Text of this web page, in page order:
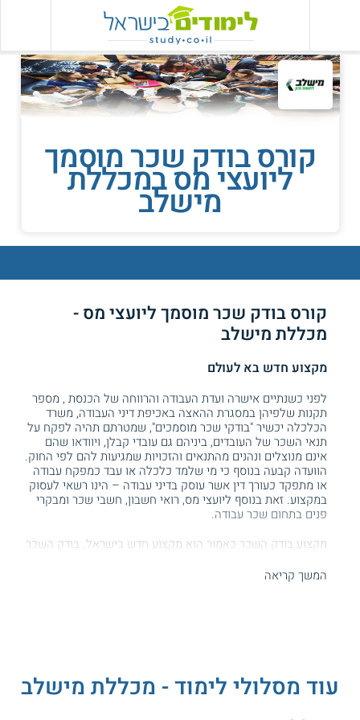
קורס בודק שכר מוסמך
ליועצי מס במכללת
מישלב
קורס בודק שכר מוסמך ליועצי מס -
מכללת מישלב
מקצוע חדש בא לעולם
לפני כשנתיים אישרה ועדת העבודה והרווחה של הכנסת , מספר
תקנות שלפיהן במסגרת ההאצה באכיפת דיני העבודה, משרד
הכלכלה יכשיר "בודקי שכר מוסמכים", שמטרתם תהיה לפקח על
תנאי השכר של העובדים, ביניהם גם עובדי קבלן, ויוודאו שהם
אינם מנוצלים ונהנים מהתנאים והזכויות שמגיעות להם לפי החוק.
הוועדה קבעה בנוסף כי מי שלמד כלכלה או עבד כמפקח עבודה
או מתפקד כעורך דין אשר עוסק בדיני עבודה – הינו רשאי לעסוק
במקצוע. זאת בנוסף ליועצי מס, רואי חשבון, חשבי שכר ומבקרי
פנים בתחום שכר עבודה.
מקצוע בודק השכר כאמור הוא מקצוע חדש בישראל. בודק השכר
וארגונים שונים. תפקידו של בודק השכר מסתכם בלוודא כי
תשלומי השכר מתקיים כסדרם, לרבות העמידה בתשלום שכר
קורסים בחשבונאות
המשך קריאה
עוד מסלולי לימוד - מכללת מישלב